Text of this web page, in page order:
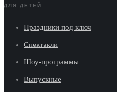
ДЛЯ ДЕТЕЙ
Праздники под ключ
Спектакли
Шоу-программы
Выпускные